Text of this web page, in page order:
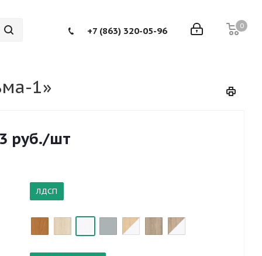
0
+7 (863) 320-05-96
1»
руб./шт
ЛДСП